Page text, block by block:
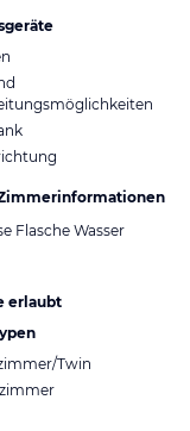
Flasche Wasser
erlaubt
Twin